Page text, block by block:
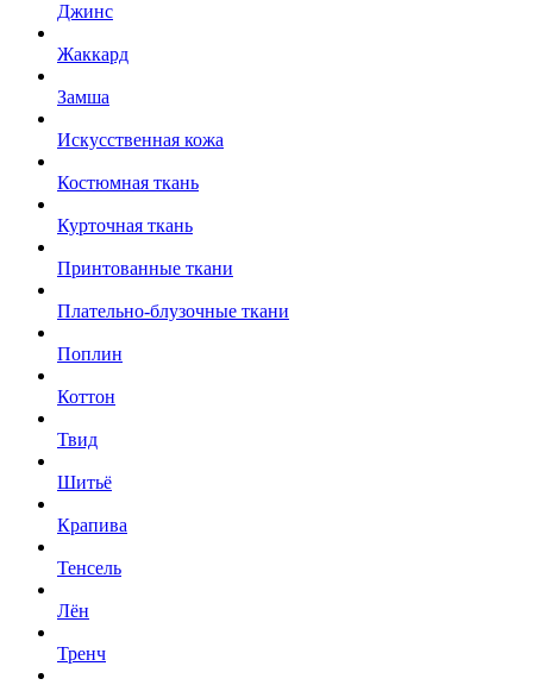
Джинс
Жаккард
Замша
Искусственная кожа
Костюмная ткань
Курточная ткань
Принтованные ткани
Плательно-блузочные ткани
Поплин
Коттон
Твид
Шитьё
Крапива
Тенсель
Лён
Тренч